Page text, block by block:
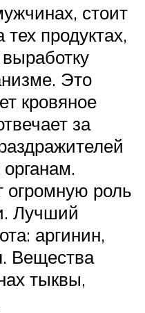
стоит
тех продуктах,
Это
кровяное
за
огромную роль
Лучший
аргинин,
Вещества
тыквы,